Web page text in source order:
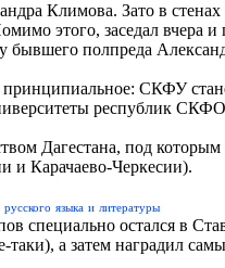
Климова. Зато в
этого, заседал вчера
бывшего полпреда
СКФУ
республик
Дагестана, под
и Карачаево-Черкесии).
языка и литературы
специально остался в
а затем наградил